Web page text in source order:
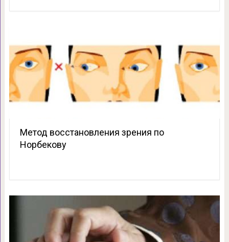
Метод восстановления зрения по
Норбекову